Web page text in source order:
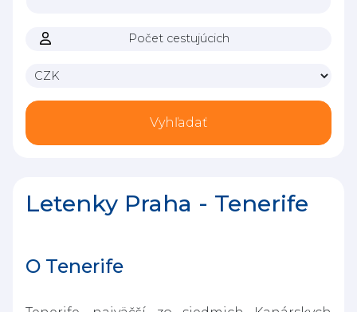
Počet cestujúcich
Vyhľadať
Letenky Praha - Tenerife
O Tenerife